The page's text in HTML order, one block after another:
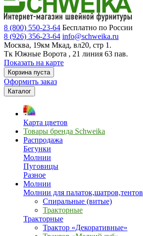
8 (800) 550-23-64 Бесплатно по России
8 (926) 356-23-64 info@schweika.ru
Москва, 19км Мкад, вл20, стр 1.
Тк Южные Ворота , 21 линия 63 пав.
Показать на карте
Корзина пуста
Оформить заказ
Каталог
Карта цветов
Товары бренда Schweika
Распродажа
Бегунки
Молнии
Пуговицы
Разное
Молнии
Молнии для палаток,шатров,тентов
Спиральные (витые)
Тракторные
Тракторные
Трактор «Декоративные»